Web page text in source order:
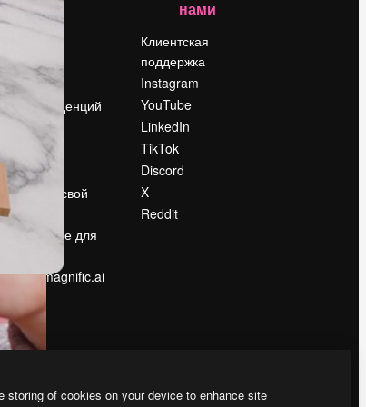
Цены
Reviews
Вакансии
Поиск тенденций
События
Slidesgo
Продайте свой
контент
Помещение для
Ищете magnific.ai
нами
Клиентская
поддержка
Instagram
YouTube
LinkedIn
TikTok
Discord
X
Reddit
storing of cookies on your device to enhance site